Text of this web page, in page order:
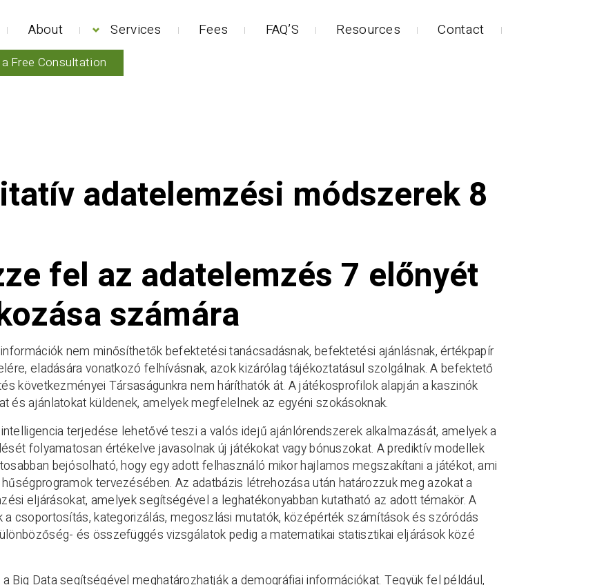
About Services Fees FAQ’S Resources Contact
Free Consultation
adatelemzési módszerek 8
fel az adatelemzés 7 előnyét
számára
nem minősíthetők befektetési tanácsadásnak, befektetési ajánlásnak, értékpapír
eladására vonatkozó felhívásnak, azok kizárólag tájékoztatásul szolgálnak. A befektető
következményei Társaságunkra nem háríthatók át. A játékosprofilok alapján a kaszinók
és ajánlatokat küldenek, amelyek megfelelnek az egyéni szokásoknak.
terjedése lehetővé teszi a valós idejű ajánlórendszerek alkalmazását, amelyek a
folyamatosan értékelve javasolnak új játékokat vagy bónuszokat. A prediktív modellek
bejósolható, hogy egy adott felhasználó mikor hajlamos megszakítani a játékot, ami
tervezésében. Az adatbázis létrehozása után határozzuk meg azokat a
eljárásokat, amelyek segítségével a leghatékonyabban kutatható az adott témakör. A
csoportosítás, kategorizálás, megoszlási mutatók, középérték számítások és szóródás
és összefüggés vizsgálatok pedig a matematikai statisztikai eljárások közé
Big Data segítségével meghatározhatják a demográfiai információkat. Tegyük fel például,